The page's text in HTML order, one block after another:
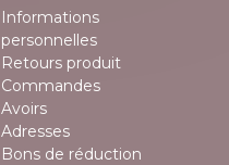
Informations
personnelles
Retours produit
Commandes
Avoirs
Adresses
Bons de réduction